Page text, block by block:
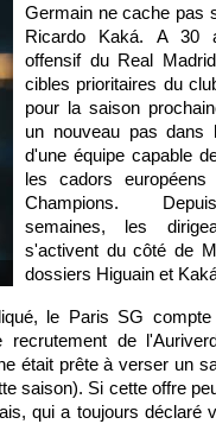
Germain ne cache pas
Ricardo Kaká. A 30
offensif du Real
cibles prioritaires du
pour la saison
un nouveau pas dans
d'une équipe capable
les cadors
Champions.
semaines, les
s'activent du côté de
dossiers Higuain et
le Paris SG
de
était prête à verser un
saison). Si cette offre
qui a toujours déclaré